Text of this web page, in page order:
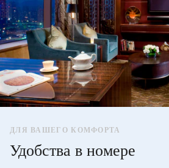
ДЛЯ ВАШЕГО КОМФОРТА
Удобства в номере